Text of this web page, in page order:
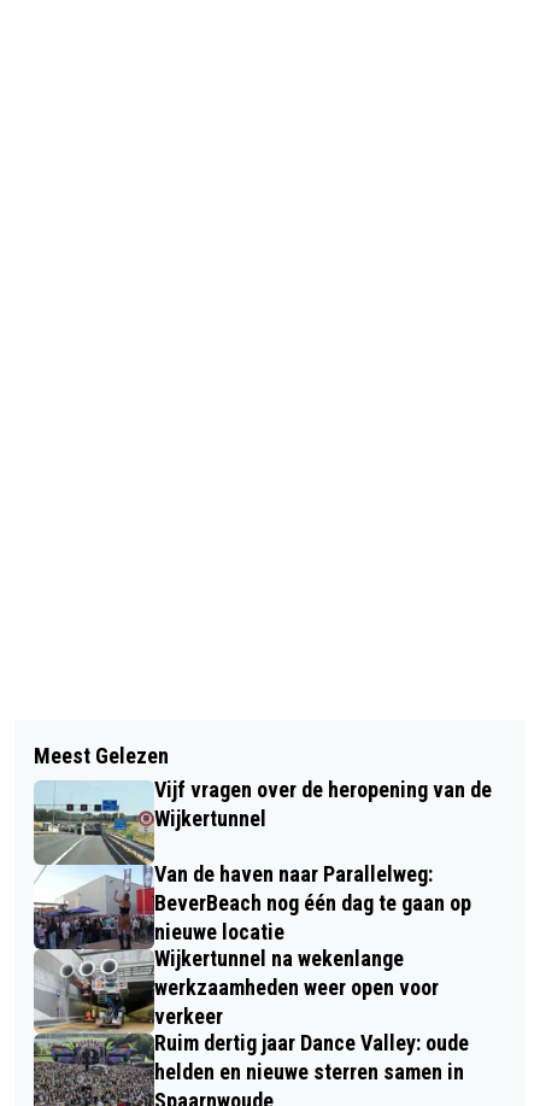
SIG START VERDUURZAMING
CLIËNTENVERVOER
CHECKPOINT CHARLIE, NEDERLANDSE
MUSICAL MET LIEDTEKSTEN VAN
STEF BOS IN KENNEMER THEATER
Meest Gelezen
Vijf vragen over de heropening van de
Wijkertunnel
Van de haven naar Parallelweg:
BeverBeach nog één dag te gaan op
nieuwe locatie
Wijkertunnel na wekenlange
werkzaamheden weer open voor
verkeer
Ruim dertig jaar Dance Valley: oude
helden en nieuwe sterren samen in
Spaarnwoude